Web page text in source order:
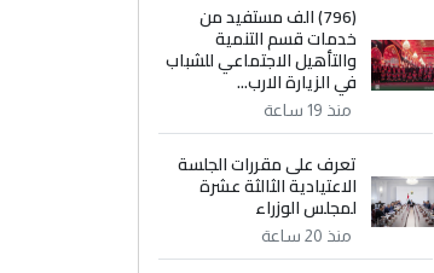
(796) الف مستفيد من
خدمات قسم التنمية
والتأهيل الاجتماعي للشباب
في الزيارة الارب...
منذ 19 ساعة
تعرف على مقررات الجلسة
الاعتيادية الثالثة عشرة
لمجلس الوزراء
منذ 20 ساعة